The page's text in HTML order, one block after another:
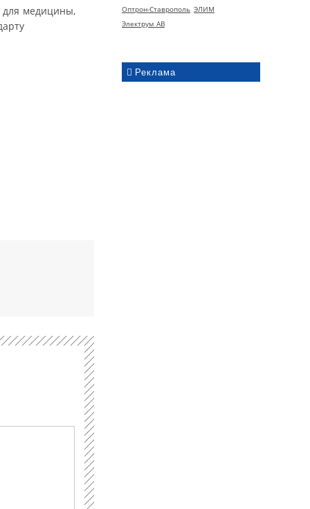
Оптрон-Ставрополь ЭЛИМ
Электрум АВ
Реклама
для медицины,